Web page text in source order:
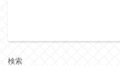
検索